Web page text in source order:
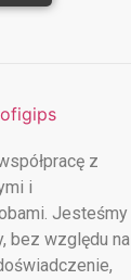
z
i
Jesteśmy
bez względu na